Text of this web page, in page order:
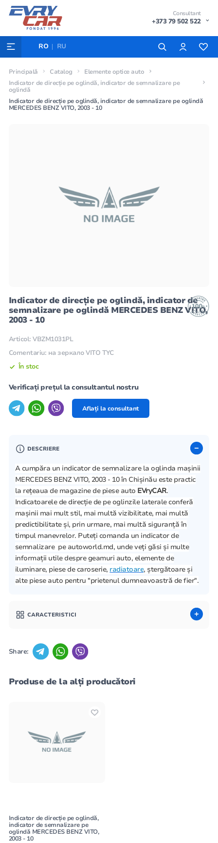
Consultant
+373 79 502 522
RO RU
Principală Catalog
Elemente optice auto
Indicator de direcție pe oglindă, indicator de semnalizare pe
oglindă
Indicator de direcție pe oglindă, indicator de semnalizare pe oglindă
MERCEDES BENZ VITO, 2003 - 10
Indicator de direcție pe oglindă, indicator de
semnalizare pe oglindă MERCEDES BENZ VITO,
2003 - 10
Articol: VBZM1031PL
Comentariu: на зеркало VITO TYC
În stoc
Verificați prețul la consultantul nostru
Aflați la consultant
DESCRIERE
A cumpăra un indicator de semnalizare la oglinda mașinii
MERCEDES BENZ VITO, 2003 - 10 în Chișinău este practic
la rețeaua de magazine de piese auto EVryCAR.
Indicatoarele de direcție de pe oglinzile laterale conferă
mașinii mai mult stil, mai multă vizibilitate, mai multă
predictibilitate și, prin urmare, mai multă siguranță în
timpul manevrelor. Puteți comanda un indicator de
semnalizare pe autoworld.md, unde veți găsi și multe
informații utile despre geamuri auto, elemente de
iluminare, piese de caroserie, radiatoare, ștergătoare și
alte piese auto pentru "prietenul dumneavoastră de fier".
CARACTERISTICI
Share:
Produse de la alți producători
Indicator de direcție pe oglindă,
indicator de semnalizare pe
oglindă MERCEDES BENZ VITO,
2003 - 10